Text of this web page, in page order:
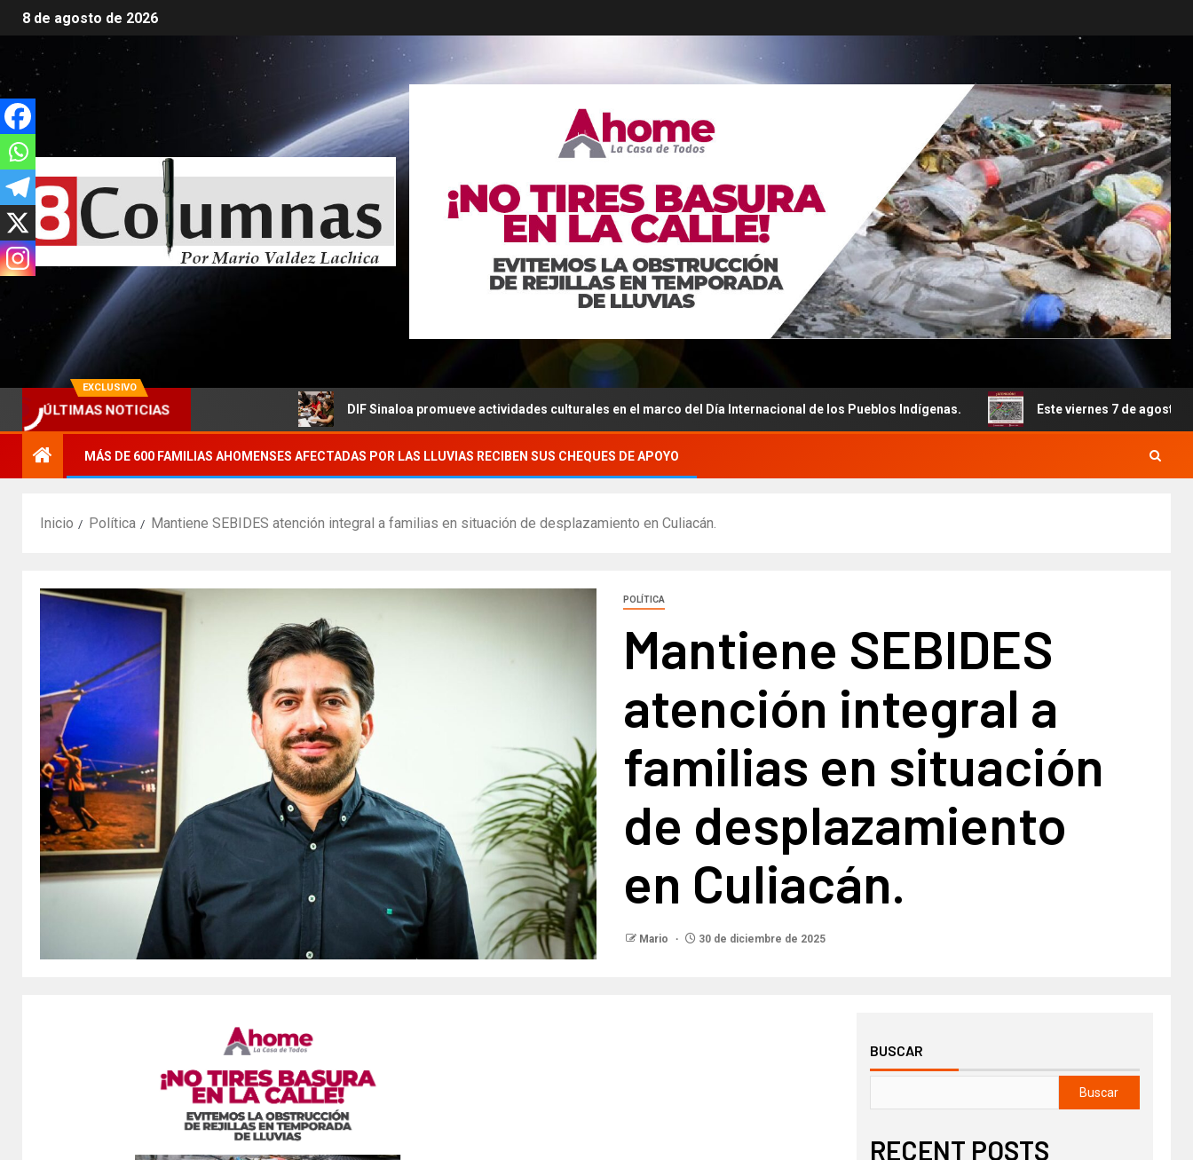
8 de agosto de 2026
EXCLUSIVO
ÚLTIMAS NOTICIAS DIF Sinaloa promueve actividades culturales en el marco del Día Internacional de los Pueblos Indígenas. Este viernes 7 de agosto inicia el
MÁS DE 600 FAMILIAS AHOMENSES AFECTADAS POR LAS LLUVIAS RECIBEN SUS CHEQUES DE APOYO
Inicio Política Mantiene SEBIDES atención integral a familias en situación de desplazamiento en Culiacán.
POLÍTICA
Mantiene SEBIDES
atención integral a
familias en situación
de desplazamiento
en Culiacán.
Mario 30 de diciembre de 2025
BUSCAR
Buscar
RECENT POSTS